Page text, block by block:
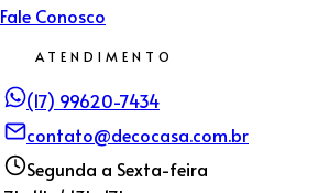
Fale Conosco
ATENDIMENTO
(17) 99620-7434
contato@decocasa.com.br
Segunda a Sexta-feira